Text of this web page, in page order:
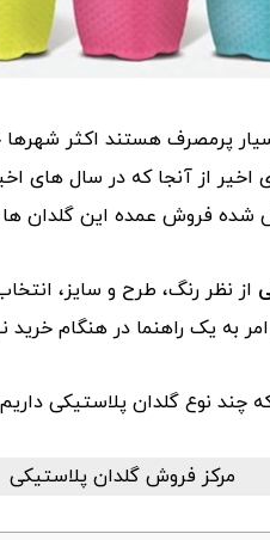
پرمصرف هستند اکثر
از آنجا که در سال های
شده فروش عمده این گلدان
از نظر رنگ، طرح و سایز،
یک راهنما در هنگام خرید
چند نوع گلدان پلاستیکی